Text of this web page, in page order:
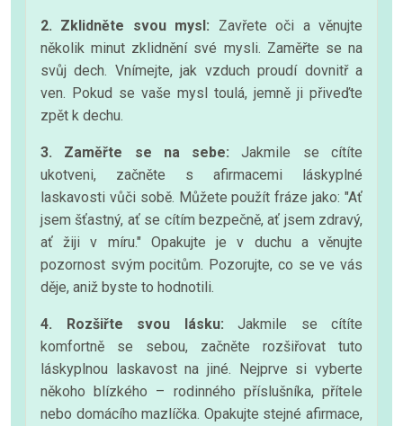
2. Zklidněte svou mysl: Zavřete oči a věnujte
několik minut zklidnění své mysli. Zaměřte se na
svůj dech. Vnímejte, jak vzduch proudí dovnitř a
ven. Pokud se vaše mysl toulá, jemně ji přiveďte
zpět k dechu.
3. Zaměřte se na sebe: Jakmile se cítíte
ukotveni, začněte s afirmacemi láskyplné
laskavosti vůči sobě. Můžete použít fráze jako: "Ať
jsem šťastný, ať se cítím bezpečně, ať jsem zdravý,
ať žiji v míru." Opakujte je v duchu a věnujte
pozornost svým pocitům. Pozorujte, co se ve vás
děje, aniž byste to hodnotili.
4. Rozšiřte svou lásku: Jakmile se cítíte
komfortně se sebou, začněte rozšiřovat tuto
láskyplnou laskavost na jiné. Nejprve si vyberte
někoho blízkého – rodinného příslušníka, přítele
nebo domácího mazlíčka. Opakujte stejné afirmace,